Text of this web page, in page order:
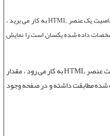
را برای خواندن مقدار خاصیت یک عنصر HTML به کار می برید ،
داده شده یکسان است را نمایش
ولی هنگامی که برای تغییر مقدار یک خاصیت عنصر HTML به کار می رود ، مقدار
مطابقت داشته و در صفحه وجود